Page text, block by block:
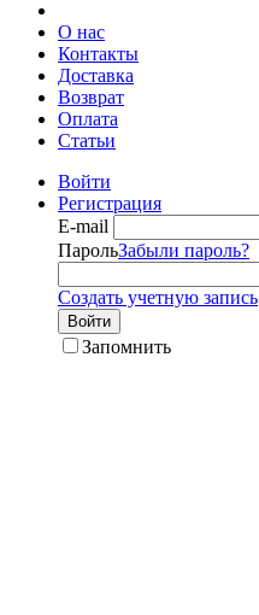
О нас
Контакты
Доставка
Возврат
Оплата
Статьи
Войти
Регистрация
E-mail
ПарольЗабыли пароль?
Создать учетную запись
Войти
Запомнить